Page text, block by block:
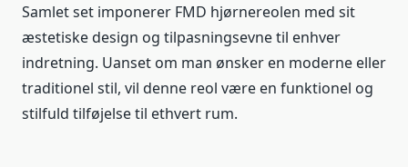
Samlet set imponerer FMD hjørnereolen med sit
æstetiske design og tilpasningsevne til enhver
indretning. Uanset om man ønsker en moderne eller
traditionel stil, vil denne reol være en funktionel og
stilfuld tilføjelse til ethvert rum.